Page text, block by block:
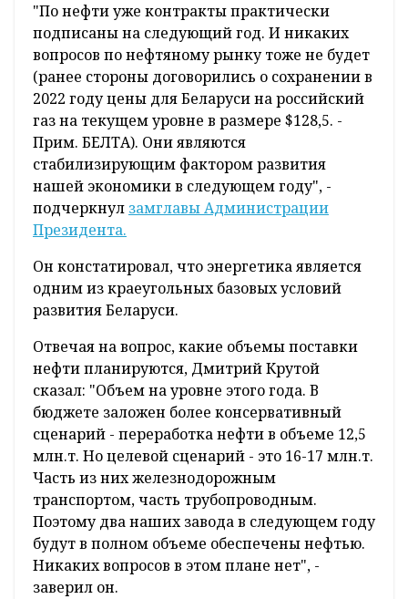
"По нефти уже контракты практически
подписаны на следующий год. И никаких
вопросов по нефтяному рынку тоже не будет
(ранее стороны договорились о сохранении в
2022 году цены для Беларуси на российский
газ на текущем уровне в размере $128,5. -
Прим. БЕЛТА). Они являются
стабилизирующим фактором развития
нашей экономики в следующем году", -
подчеркнул замглавы Администрации
Президента.
Он констатировал, что энергетика является
одним из краеугольных базовых условий
развития Беларуси.
Отвечая на вопрос, какие объемы поставки
нефти планируются, Дмитрий Крутой
сказал: "Объем на уровне этого года. В
бюджете заложен более консервативный
сценарий - переработка нефти в объеме 12,5
млн.т. Но целевой сценарий - это 16-17 млн.т.
Часть из них железнодорожным
транспортом, часть трубопроводным.
Поэтому два наших завода в следующем году
будут в полном объеме обеспечены нефтью.
Никаких вопросов в этом плане нет", -
заверил он.